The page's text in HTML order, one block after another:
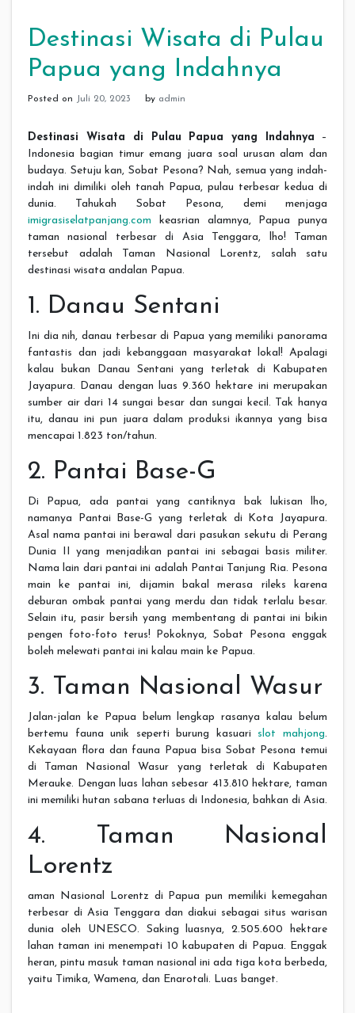
Destinasi Wisata di Pulau
Papua yang Indahnya
Posted on Juli 20, 2023 by admin
Destinasi Wisata di Pulau Papua yang Indahnya –
Indonesia bagian timur emang juara soal urusan alam dan
budaya. Setuju kan, Sobat Pesona? Nah, semua yang indah-
indah ini dimiliki oleh tanah Papua, pulau terbesar kedua di
dunia. Tahukah Sobat Pesona, demi menjaga
imigrasiselatpanjang.com keasrian alamnya, Papua punya
taman nasional terbesar di Asia Tenggara, lho! Taman
tersebut adalah Taman Nasional Lorentz, salah satu
destinasi wisata andalan Papua.
1. Danau Sentani
Ini dia nih, danau terbesar di Papua yang memiliki panorama
fantastis dan jadi kebanggaan masyarakat lokal! Apalagi
kalau bukan Danau Sentani yang terletak di Kabupaten
Jayapura. Danau dengan luas 9.360 hektare ini merupakan
sumber air dari 14 sungai besar dan sungai kecil. Tak hanya
itu, danau ini pun juara dalam produksi ikannya yang bisa
mencapai 1.823 ton/tahun.
2. Pantai Base-G
Di Papua, ada pantai yang cantiknya bak lukisan lho,
namanya Pantai Base-G yang terletak di Kota Jayapura.
Asal nama pantai ini berawal dari pasukan sekutu di Perang
Dunia II yang menjadikan pantai ini sebagai basis militer.
Nama lain dari pantai ini adalah Pantai Tanjung Ria. Pesona
main ke pantai ini, dijamin bakal merasa rileks karena
deburan ombak pantai yang merdu dan tidak terlalu besar.
Selain itu, pasir bersih yang membentang di pantai ini bikin
pengen foto-foto terus! Pokoknya, Sobat Pesona enggak
boleh melewati pantai ini kalau main ke Papua.
3. Taman Nasional Wasur
Jalan-jalan ke Papua belum lengkap rasanya kalau belum
bertemu fauna unik seperti burung kasuari slot mahjong.
Kekayaan flora dan fauna Papua bisa Sobat Pesona temui
di Taman Nasional Wasur yang terletak di Kabupaten
Merauke. Dengan luas lahan sebesar 413.810 hektare, taman
ini memiliki hutan sabana terluas di Indonesia, bahkan di Asia.
4. Taman Nasional
Lorentz
aman Nasional Lorentz di Papua pun memiliki kemegahan
terbesar di Asia Tenggara dan diakui sebagai situs warisan
dunia oleh UNESCO. Saking luasnya, 2.505.600 hektare
lahan taman ini menempati 10 kabupaten di Papua. Enggak
heran, pintu masuk taman nasional ini ada tiga kota berbeda,
yaitu Timika, Wamena, dan Enarotali. Luas banget.